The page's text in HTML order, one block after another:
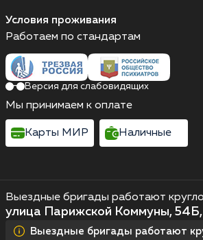
Условия проживания
Выездные бригады работают
улица Парижской Коммуны,
Выездные бригады работают
Работаем по стандартам
Версия для слабовидящих
Мы принимаем к оплате
Карты МИР Наличные